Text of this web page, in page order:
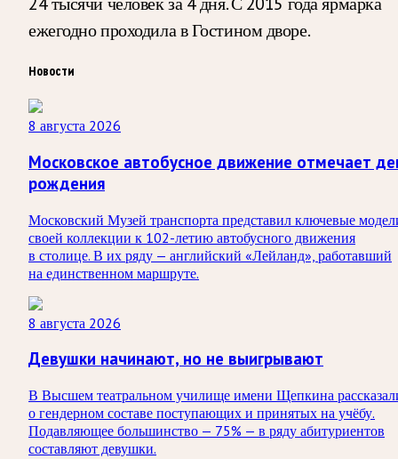
ежегодно проходила в Гостином дворе.
Новости
8 августа 2026
Московское автобусное движение отмечает
рождения
Московский Музей транспорта представил ключевые
своей коллекции к 102-летию автобусного движения
в столице. В их ряду — английский «Лейланд», работавший
на единственном маршруте.
8 августа 2026
Девушки начинают, но не выигрывают
В Высшем театральном училище имени Щепкина
о гендерном составе поступающих и принятых на учёбу.
Подавляющее большинство — 75% — в ряду абитуриентов
составляют девушки.